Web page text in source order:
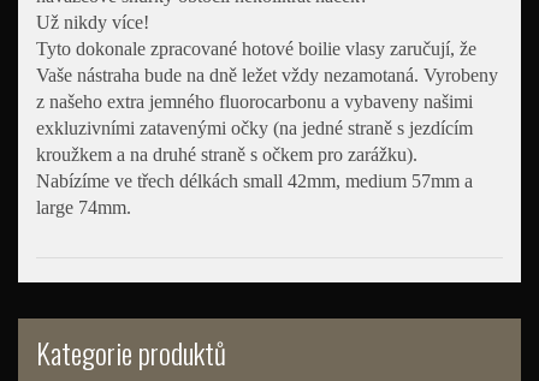
Kategorie produktů
Už nikdy více!
Tyto dokonale zpracované hotové boilie vlasy zaručují, že
Vaše nástraha bude na dně ležet vždy nezamotaná. Vyrobeny
z našeho extra jemného fluorocarbonu a vybaveny našimi
exkluzivními zatavenými očky (na jedné straně s jezdícím
kroužkem a na druhé straně s očkem pro zarážku).
Nabízíme ve třech délkách small 42mm, medium 57mm a
large 74mm.